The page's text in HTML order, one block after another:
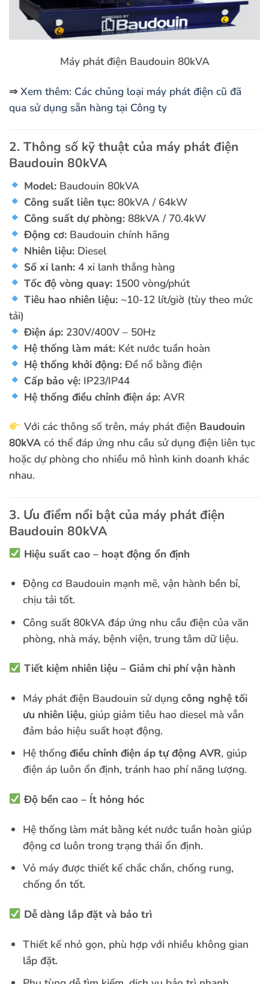
Máy phát điện Baudouin 80kVA
⇒ Xem thêm: Các chủng loại máy phát điện cũ đã
qua sử dụng sẵn hàng tại Công ty
2. Thông số kỹ thuật của máy phát điện
Baudouin 80kVA
Model:Baudouin 80kVA
Công suất liên tục:80kVA / 64kW
Công suất dự phòng:88kVA / 70.4kW
Động cơ:Baudouin chính hãng
Nhiên liệu:Diesel
Số xi lanh:4 xi lanh thẳng hàng
Tốc độ vòng quay:1500 vòng/phút
Tiêu hao nhiên liệu:~10-12 lít/giờ (tùy theo mức
tải)
Điện áp:230V/400V – 50Hz
Hệ thống làm mát:Két nước tuần hoàn
Hệ thống khởi động:Đề nổ bằng điện
Cấp bảo vệ:IP23/IP44
Hệ thống điều chỉnh điện áp:AVR
Với các thông số trên, máy phát điện Baudouin
80kVA có thể đáp ứng nhu cầu sử dụng điện liên tục
hoặc dự phòng cho nhiều mô hình kinh doanh khác
nhau.
3. Ưu điểm nổi bật của máy phát điện
Baudouin 80kVA
Hiệu suất cao – hoạt động ổn định
Động cơ Baudouin mạnh mẽ, vận hành bền bỉ,
chịu tải tốt.
Công suất 80kVA đáp ứng nhu cầu điện của văn
phòng, nhà máy, bệnh viện, trung tâm dữ liệu.
Tiết kiệm nhiên liệu – Giảm chi phí vận hành
Máy phát điện Baudouin sử dụng công nghệ tối
ưu nhiên liệu, giúp giảm tiêu hao diesel mà vẫn
đảm bảo hiệu suất hoạt động.
Hệ thống điều chỉnh điện áp tự động AVR, giúp
điện áp luôn ổn định, tránh hao phí năng lượng.
Độ bền cao – Ít hỏng hóc
Hệ thống làm mát bằng két nước tuần hoàn giúp
động cơ luôn trong trạng thái ổn định.
Vỏ máy được thiết kế chắc chắn, chống rung,
chống ồn tốt.
Dễ dàng lắp đặt và bảo trì
Thiết kế nhỏ gọn, phù hợp với nhiều không gian
lắp đặt.